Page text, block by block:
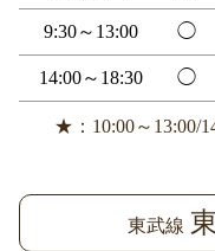
9:30～13:00 ◯
14:00～18:30 ◯
★：10:00～13:00/
東武線